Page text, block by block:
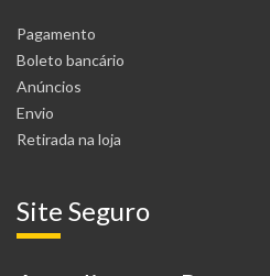
Pagamento
Boleto bancário
Anúncios
Envio
Retirada na loja
Site Seguro